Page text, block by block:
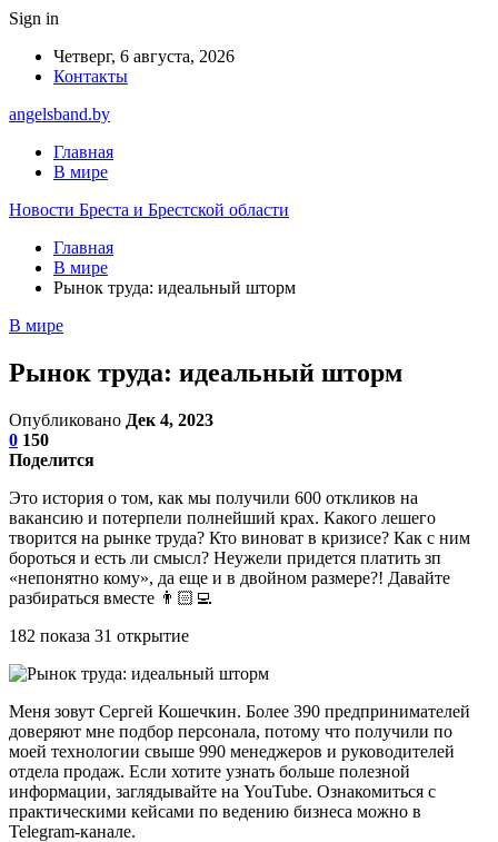
Sign in
Четверг, 6 августа, 2026
Контакты
angelsband.by
Главная
В мире
Новости Бреста и Брестской области
Главная
В мире
Рынок труда: идеальный шторм
В мире
Рынок труда: идеальный шторм
Опубликовано Дек 4, 2023
0 150
Поделится
Это история о том, как мы получили 600 откликов на
вакансию и потерпели полнейший крах. Какого лешего
творится на рынке труда? Кто виноват в кризисе? Как с ним
бороться и есть ли смысл? Неужели придется платить зп
«непонятно кому», да еще и в двойном размере?! Давайте
разбираться вместе 👨🏻‍💻
182 показа 31 открытие
Меня зовут Сергей Кошечкин. Более 390 предпринимателей
доверяют мне подбор персонала, потому что получили по
моей технологии свыше 990 менеджеров и руководителей
отдела продаж. Если хотите узнать больше полезной
информации, заглядывайте на YouTube. Ознакомиться с
практическими кейсами по ведению бизнеса можно в
Telegram-канале.